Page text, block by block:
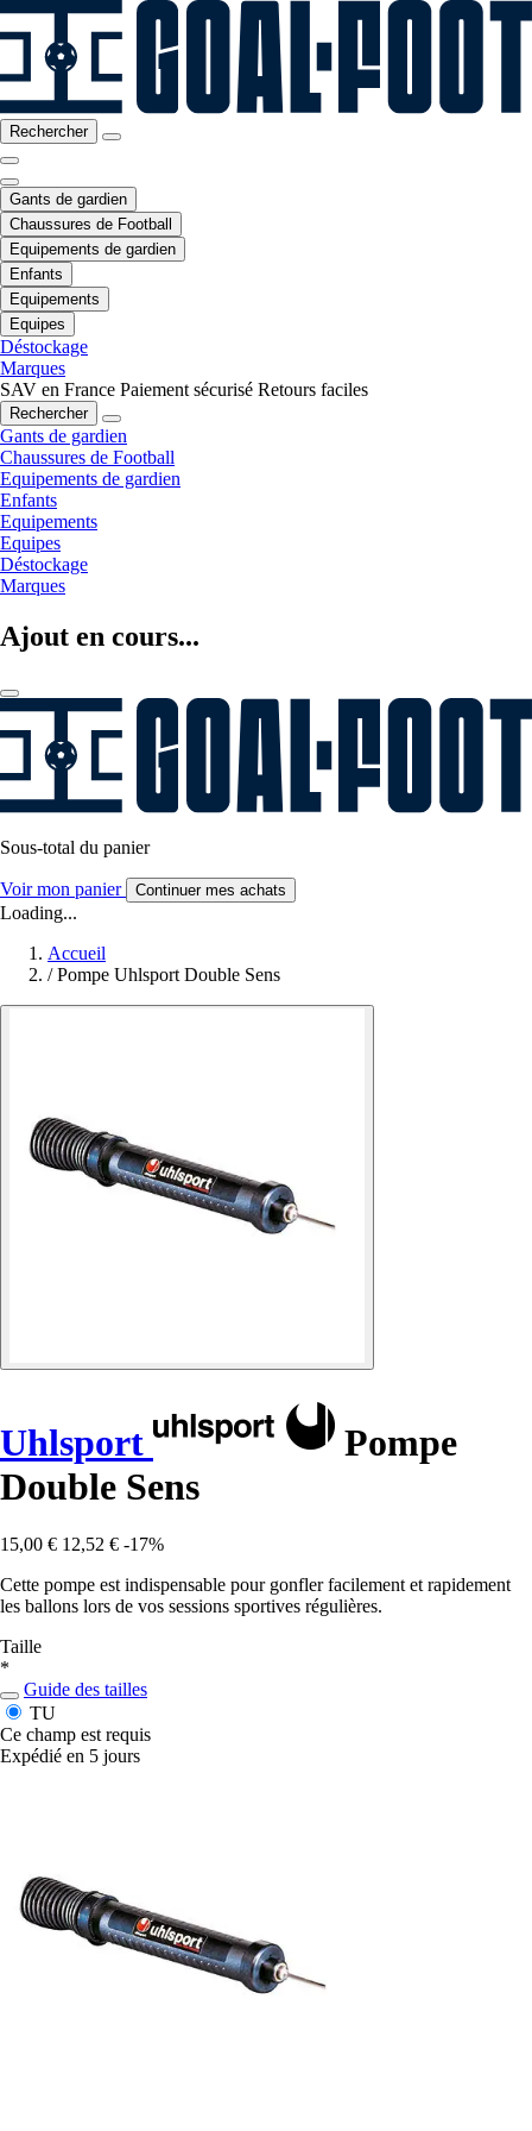
Rechercher
Gants de gardien
Chaussures de Football
Equipements de gardien
Enfants
Equipements
Equipes
Déstockage
Marques
SAV en France Paiement sécurisé Retours faciles
Rechercher
Gants de gardien
Chaussures de Football
Equipements de gardien
Enfants
Equipements
Equipes
Déstockage
Marques
Ajout en cours...
Sous-total du panier
Voir mon panier Continuer mes achats
Loading...
Accueil
/ Pompe Uhlsport Double Sens
Uhlsport
Pompe
Double Sens
15,00 € 12,52 € -17%
Cette pompe est indispensable pour gonfler facilement et rapidement
les ballons lors de vos sessions sportives régulières.
Taille
*
Guide des tailles
TU
Ce champ est requis
Expédié en 5 jours